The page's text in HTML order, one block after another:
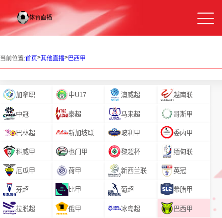
当前位置:首页>其他直播>巴西甲
加拿职 中U17 澳威超 越南联
中冠 泰超 马来超 哥斯甲
巴林超 新加坡联 玻利甲 委内甲
科威甲 也门甲 黎超杯 缅甸联
厄瓜甲 荷甲 新西兰联 英冠
芬超 比甲 葡超 希腊甲
拉脱超 俄甲 冰岛超 巴西甲